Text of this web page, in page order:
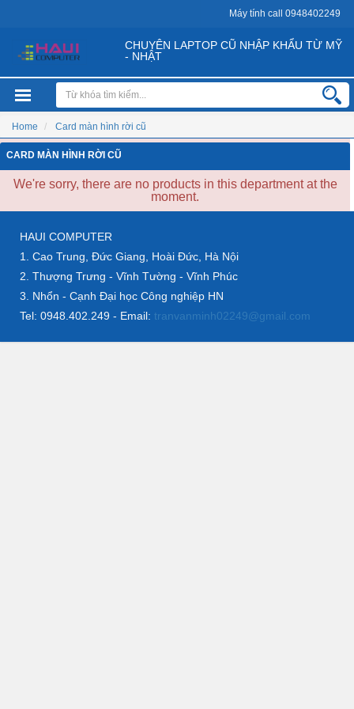
Máy tính call 0948402249
CHUYÊN LAPTOP CŨ NHẬP KHẨU TỪ MỸ
- NHẬT
Home Card màn hình rời cũ
CARD MÀN HÌNH RỜI CŨ
We're sorry, there are no products in this department at the
moment.
HAUI COMPUTER
1. Cao Trung, Đức Giang, Hoài Đức, Hà Nội
2. Thượng Trưng - Vĩnh Tường - Vĩnh Phúc
3. Nhổn - Cạnh Đại học Công nghiệp HN
Tel: 0948.402.249 - Email: tranvanminh02249@gmail.com